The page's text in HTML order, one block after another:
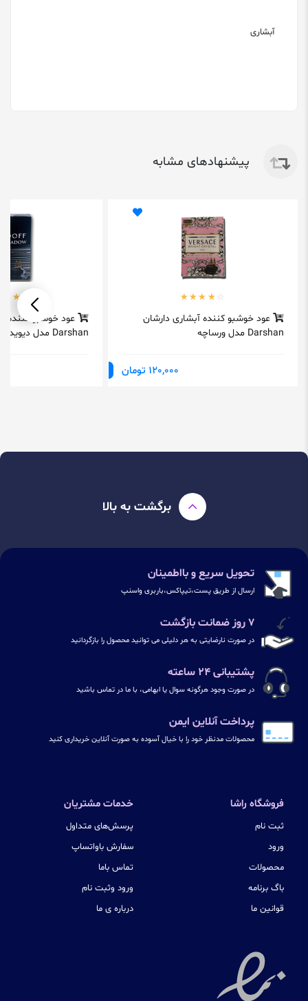
آبشاری
پیشنهادهای مشابه
عود خوشبو کننده آبشاری دارشان
Darshan مدل ورساچه
120,000 تومان
عود خوشبو کننده
Darshan مدل دیویدف
برگشت به بالا
تحویل سریع و بااطمینان
ارسال از طریق پست،تیپاکس،باربری واسنپ
۷ روز ضمانت بازگشت
در صورت نارضایتی به هر دلیلی می توانید محصول را بازگردانید
پشتیبانی ۲۴ ساعته
در صورت وجود هرگونه سوال یا ابهامی، با ما در تماس باشید
پرداخت آنلاین ایمن
محصولات مدنظر خود را با خیال آسوده به صورت آنلاین خریداری کنید
فروشگاه راشا
ثبت نام
ورود
محصولات
باگ برنامه
قوانین ما
خدمات مشتریان
پرسش‌های متداول
سفارش باواتساپ
تماس باما
ورود وثبت نام
درباره ی ما